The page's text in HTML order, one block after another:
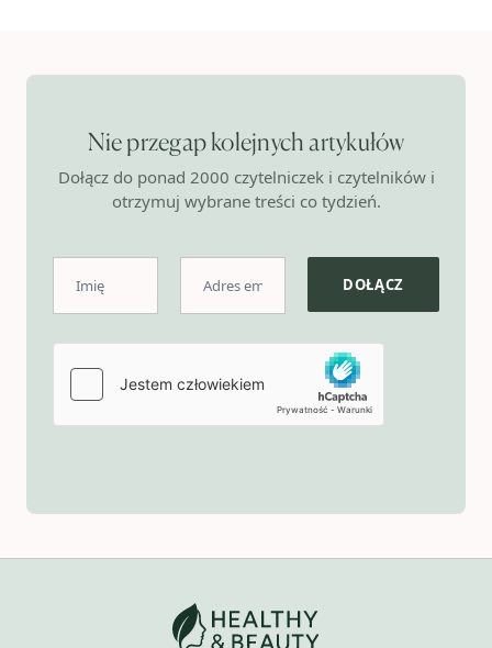
Nie przegap kolejnych artykułów
Dołącz do ponad 2000 czytelniczek i czytelników i
otrzymuj wybrane treści co tydzień.